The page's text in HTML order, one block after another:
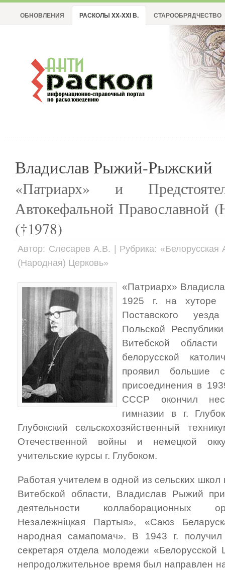
ОБНОВЛЕНИЯ РАСКОЛЫ XX-XXI В. СТАРООБРЯДЧЕСТВО
Владислав Рыжий-Рыжский
«Патриарх» и
Автокефальной Православной
(†1978)
Автор: Слесарев А.В. | Рубрика: «Белорусская
(Народная) Церковь»
«Патриарх»
1925 г. на хуторе
Поставского
Польской
Витебской
белорусской
проявил большие
присоединения в
СССР окончил
гимназии в г.
Глубокский сельскохозяйственный
Отечественной войны и немецкой
учительские курсы г. Глубоком.
Работая учителем в одной из сельских
Витебской области, Владислав Рыжий
деятельности коллаборационных
Незалежніцкая Партыя», «Саюз
народная самапомач». В 1943 г.
секретаря отдела молодежи
непродолжительное время был направлен